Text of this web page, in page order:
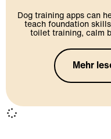
Dog training apps can
teach foundation
toilet training, calm
Mehr